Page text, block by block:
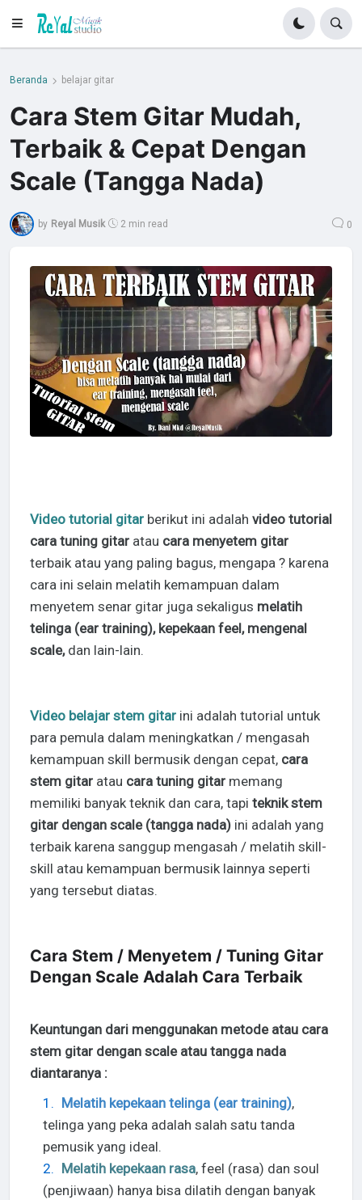
Beranda belajar gitar
Cara Stem Gitar Mudah,
Terbaik & Cepat Dengan
Scale (Tangga Nada)
by Reyal Musik 2 min read 0
Video tutorial gitarberikut ini adalah video tutorial
cara tuning gitaratau cara menyetem gitar
terbaik atau yang paling bagus, mengapa ? karena
cara ini selain melatih kemampuan dalam
menyetem senar gitar juga sekaligus melatih
telinga (ear training), kepekaan feel, mengenal
scale,dan lain-lain.
Video belajar stem gitar ini adalah tutorial untuk
para pemula dalam meningkatkan / mengasah
kemampuan skill bermusik dengan cepat, cara
stem gitaratau cara tuning gitarmemang
memiliki banyak teknik dan cara, tapi teknik stem
gitar dengan scale (tangga nada)ini adalah yang
terbaik karena sanggup mengasah / melatih skill-
skill atau kemampuan bermusik lainnya seperti
yang tersebut diatas.
Cara Stem / Menyetem / Tuning Gitar
Dengan Scale Adalah Cara Terbaik
Keuntungan dari menggunakan metode atau cara
stem gitar dengan scale atau tangga nada
diantaranya :
Melatih kepekaan telinga (ear training),
telinga yang peka adalah salah satu tanda
pemusik yang ideal.
Melatih kepekaan rasa, feel (rasa) dan soul
(penjiwaan) hanya bisa dilatih dengan banyak